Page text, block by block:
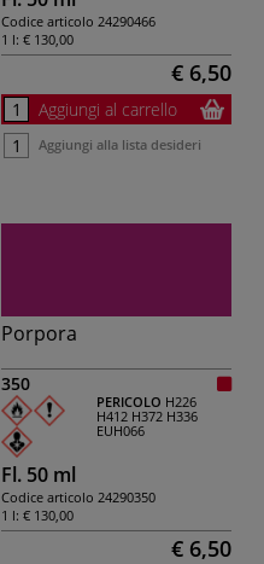
Codice articolo 24290466
1 l: € 130,00
€ 6,50
Aggiungi al carrello
Aggiungi alla lista desideri
Porpora
350
PERICOLO H226
H412 H372 H336
EUH066
Fl. 50 ml
Codice articolo 24290350
1 l: € 130,00
€ 6,50